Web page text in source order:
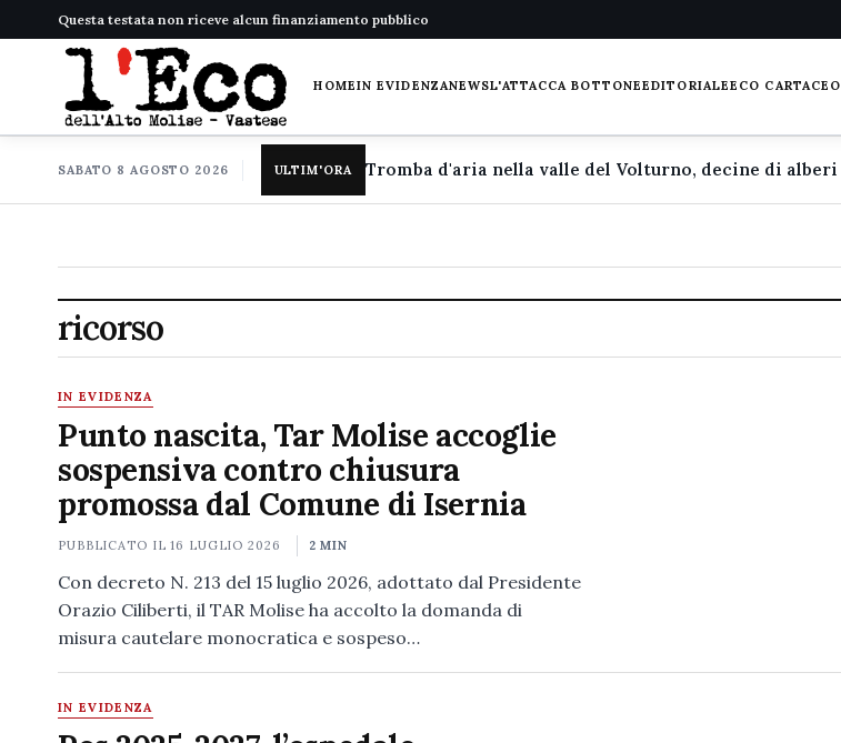
Questa testata non riceve alcun finanziamento pubblico
HOMEIN EVIDENZANEWSL'ATTACCA BOTTONEEDITORIALEECO CARTACEO
SABATO 8 AGOSTO 2026 ULTIM'ORA
ricorso
IN EVIDENZA
Punto nascita, Tar Molise accoglie
sospensiva contro chiusura
promossa dal Comune di Isernia
PUBBLICATO IL16 LUGLIO 2026 2 MIN
Con decreto N. 213 del 15 luglio 2026, adottato dal Presidente
Orazio Ciliberti, il TAR Molise ha accolto la domanda di
misura cautelare monocratica e sospeso…
IN EVIDENZA